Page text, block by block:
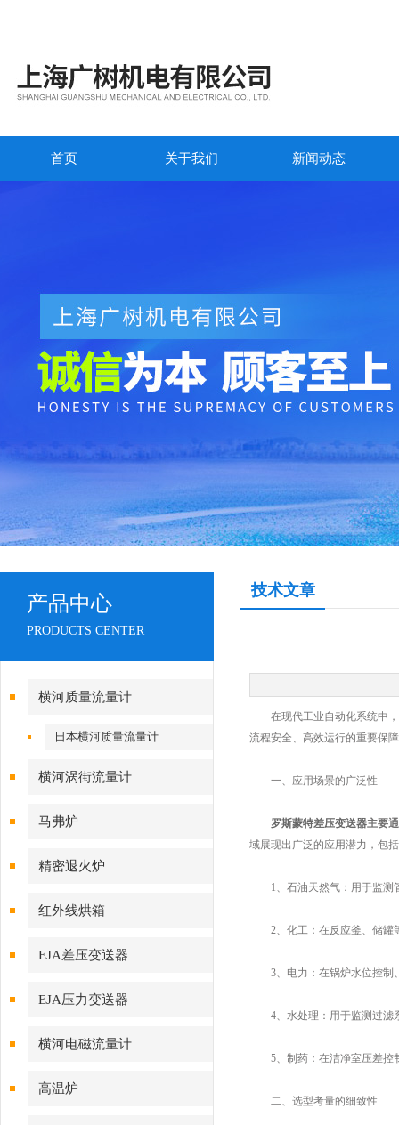
首页 关于我们 新闻动态
产品中心
PRODUCTS CENTER
横河质量流量计
日本横河质量流量计
横河涡街流量计
马弗炉
精密退火炉
红外线烘箱
EJA差压变送器
EJA压力变送器
横河电磁流量计
高温炉
技术文章
在现代工业自动化系统中，
流程安全、高效运行的重要保
一、应用场景的广泛性
罗斯蒙特差压变送器主要
域展现出广泛的应用潜力，包
1、石油天然气：用于监测
2、化工：在反应釜、储罐
3、电力：在锅炉水位控制
4、水处理：用于监测过滤
5、制药：在洁净室压差控
二、选型考量的细致性